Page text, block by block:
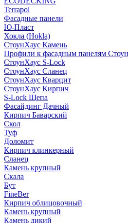
Terrapol
Фасадные панели
Ю-Пласт
Хокла (Hokla)
СтоунХаус Камень
Профили к фасадным панелям
СтоунХаус S-Lock
СтоунХаус Сланец
СтоунХаус Кварцит
СтоунХаус Кирпич
S-Lock Щепа
Фасайдинг Дачный
Кирпич Баварский
Скол
Туф
Доломит
Кирпич клинкерный
Сланец
Камень крупный
Скала
Бут
FineBer
Кирпич облицовочный
Камень крупный
Камень дикий